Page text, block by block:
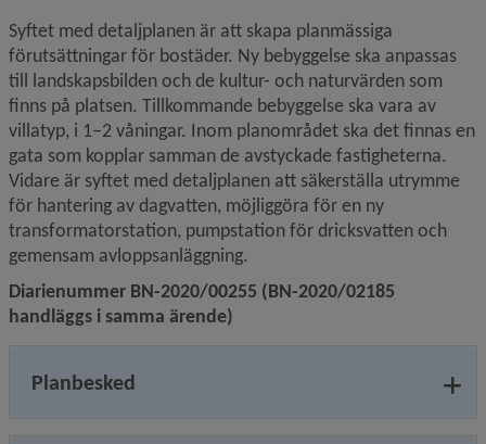
Syftet med detaljplanen är att skapa planmässiga
förutsättningar för bostäder. Ny bebyggelse ska anpassas
till landskaps­bilden och de kultur- och naturvärden som
finns på platsen. Tillkommande bebyggelse ska vara av
villatyp, i 1–2 våningar. Inom planområdet ska det finnas en
gata som kopplar samman de avstyckade fastigheterna.
Vidare är syftet med detaljplanen att säkerställa utrymme
för hantering av dagvatten, möjliggöra för en ny
transformatorstation, pumpstation för dricksvatten och
gemensam avloppsanläggning.
Diarienummer BN-2020/00255 (BN-2020/02185
handläggs i samma ärende)
Planbesked